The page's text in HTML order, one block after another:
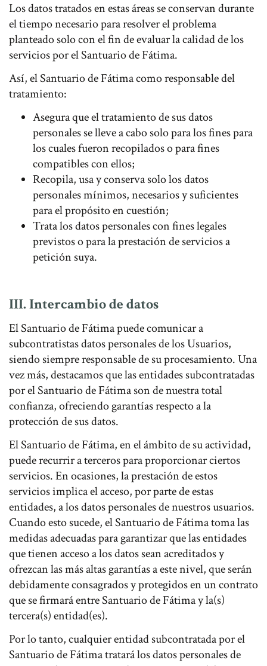
Los datos tratados en estas áreas se conservan durante
el tiempo necesario para resolver el problema
planteado solo con el fin de evaluar la calidad de los
servicios por el Santuario de Fátima.
Así, el Santuario de Fátima como responsable del
tratamiento:
Asegura que el tratamiento de sus datos
personales se lleve a cabo solo para los fines para
los cuales fueron recopilados o para fines
compatibles con ellos;
Recopila, usa y conserva solo los datos
personales mínimos, necesarios y suficientes
para el propósito en cuestión;
Trata los datos personales con fines legales
previstos o para la prestación de servicios a
petición suya.
III. Intercambio de datos
El Santuario de Fátima puede comunicar a
subcontratistas datos personales de los Usuarios,
siendo siempre responsable de su procesamiento. Una
vez más, destacamos que las entidades subcontratadas
por el Santuario de Fátima son de nuestra total
confianza, ofreciendo garantías respecto a la
protección de sus datos.
El Santuario de Fátima, en el ámbito de su actividad,
puede recurrir a terceros para proporcionar ciertos
servicios. En ocasiones, la prestación de estos
servicios implica el acceso, por parte de estas
entidades, a los datos personales de nuestros usuarios.
Cuando esto sucede, el Santuario de Fátima toma las
medidas adecuadas para garantizar que las entidades
que tienen acceso a los datos sean acreditados y
ofrezcan las más altas garantías a este nivel, que serán
debidamente consagrados y protegidos en un contrato
que se firmará entre Santuario de Fátima y la(s)
tercera(s) entidad(es).
Por lo tanto, cualquier entidad subcontratada por el
Santuario de Fátima tratará los datos personales de